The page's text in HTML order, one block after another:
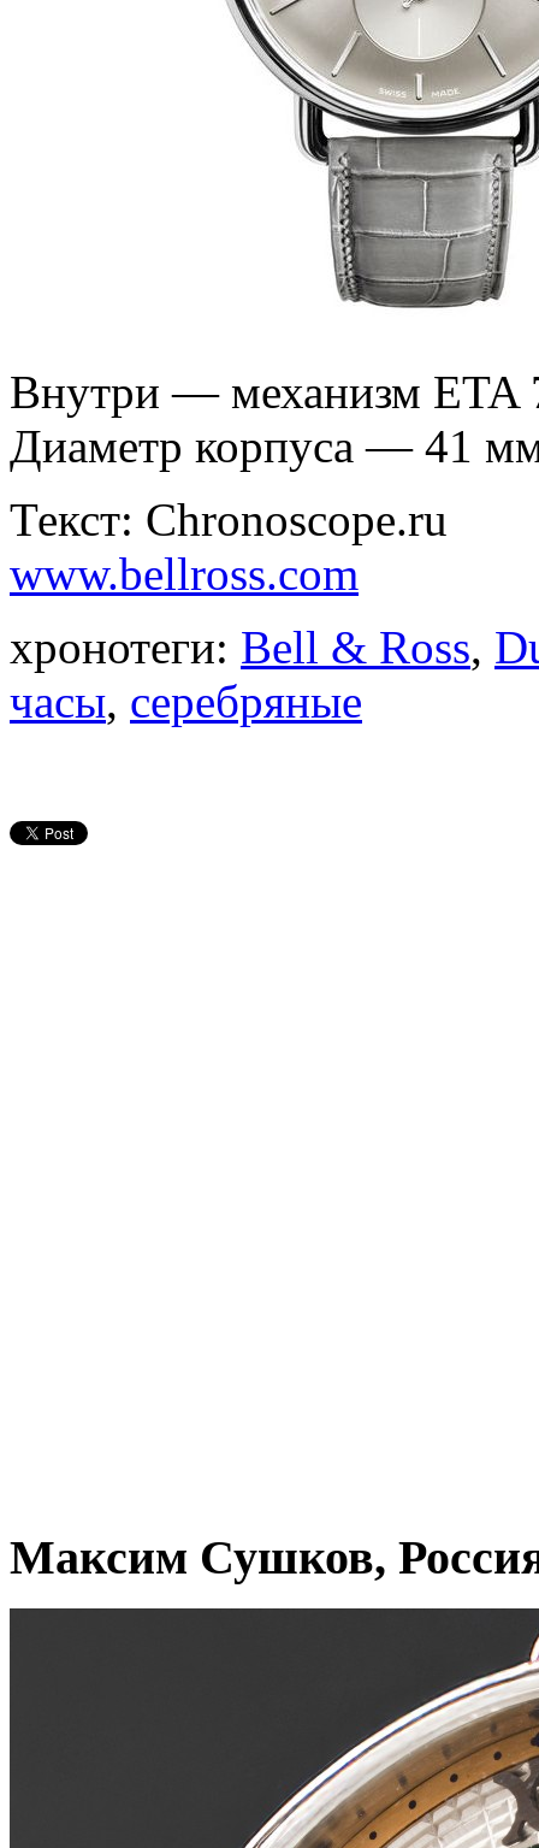
Внутри — механизм ETA
Диаметр корпуса — 41
Текст: Chronoscope.ru
www.bellross.com
хронотеги: Bell & Ross,
часы, серебряные
Максим Сушков,